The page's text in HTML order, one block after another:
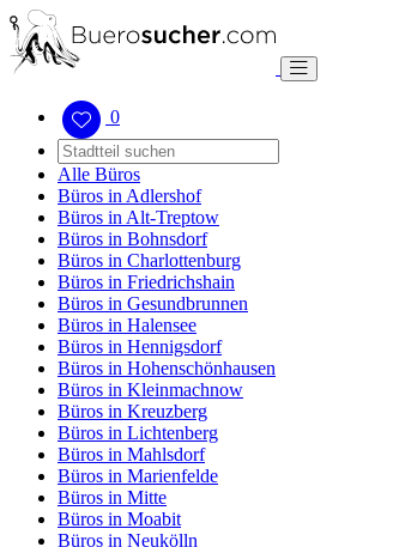
0
Alle Büros
Büros in Adlershof
Büros in Alt-Treptow
Büros in Bohnsdorf
Büros in Charlottenburg
Büros in Friedrichshain
Büros in Gesundbrunnen
Büros in Halensee
Büros in Hennigsdorf
Büros in Hohenschönhausen
Büros in Kleinmachnow
Büros in Kreuzberg
Büros in Lichtenberg
Büros in Mahlsdorf
Büros in Marienfelde
Büros in Mitte
Büros in Moabit
Büros in Neukölln